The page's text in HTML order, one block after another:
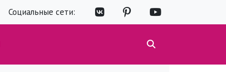
Социальные сети: